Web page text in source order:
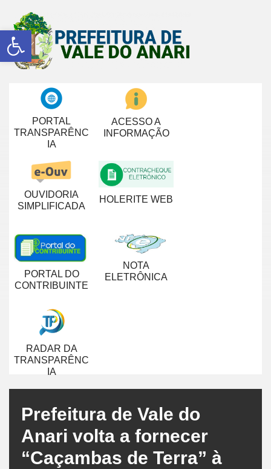
Abrir a barra de ferramentas
PORTAL
TRANSPARÊNC
IA
ACESSO A
INFORMAÇÃO
OUVIDORIA
SIMPLIFICADA
HOLERITE WEB
PORTAL DO
CONTRIBUINTE
NOTA
ELETRÔNICA
RADAR DA
TRANSPARÊNC
IA
Prefeitura de Vale do
Anari volta a fornecer
“Caçambas de Terra” à